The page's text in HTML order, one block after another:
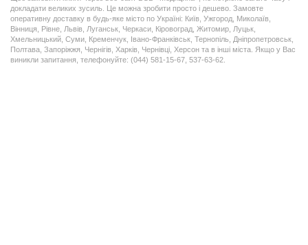
докладати великих зусиль. Це можна зробити просто і дешево. Замовте
оперативну доставку в будь-яке місто по Україні: Київ, Ужгород, Миколаїв,
Вінниця, Рівне, Львів, Луганськ, Черкаси, Кіровоград, Житомир, Луцьк,
Хмельницький, Суми, Кременчук, Івано-Франківськ, Тернопіль, Дніпропетровськ,
Полтава, Запоріжжя, Чернігів, Харків, Чернівці, Херсон та в інші міста. Якщо у Вас
виникли запитання, телефонуйте: (044) 581-15-67, 537-63-62.